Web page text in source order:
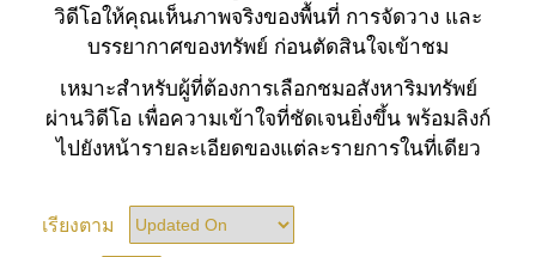
วิดีโอให้คุณเห็นภาพจริงของพื้นที่ การจัดวาง และ
บรรยากาศของทรัพย์ ก่อนตัดสินใจเข้าชม
เหมาะสำหรับผู้ที่ต้องการเลือกชมอสังหาริมทรัพย์
ผ่านวิดีโอ เพื่อความเข้าใจที่ชัดเจนยิ่งขึ้น พร้อมลิงก์
ไปยังหน้ารายละเอียดของแต่ละรายการในที่เดียว
เรียงตาม